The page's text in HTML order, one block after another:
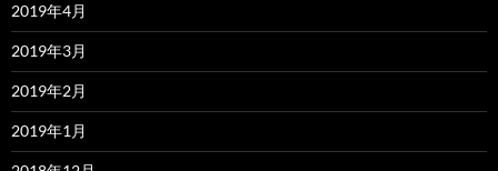
2019年4月
2019年3月
2019年2月
2019年1月